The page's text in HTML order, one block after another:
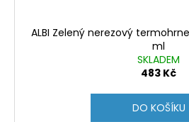
ALBI Zelený nerezový
ml
SKLADEM
483 Kč
DO KOŠÍKU